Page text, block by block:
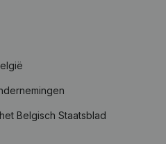
Belgisch Staatsblad